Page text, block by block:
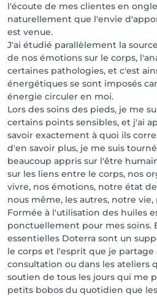
l'écoute de mes clientes en
naturellement que l'envie
est venue.
J'ai étudié parallèlement la
de nos émotions sur le corps,
certaines pathologies, et c'est
énergétiques se sont imposés
énergie circuler en moi.
Lors des soins des pieds, je me
certains points sensibles, et j'ai
savoir exactement à quoi ils
d'en savoir plus, je me suis
beaucoup appris sur l'être
sur les liens entre le corps, nos
vivre, nos émotions, notre état
nous même, les autres, notre vie,
Formée à l'utilisation des huiles
ponctuellement pour mes soins.
essentielles Doterra sont un
le corps et l'esprit que je partage
consultation ou dans les ateliers
soutien de tous les jours qui me
petits bobos du quotidien que